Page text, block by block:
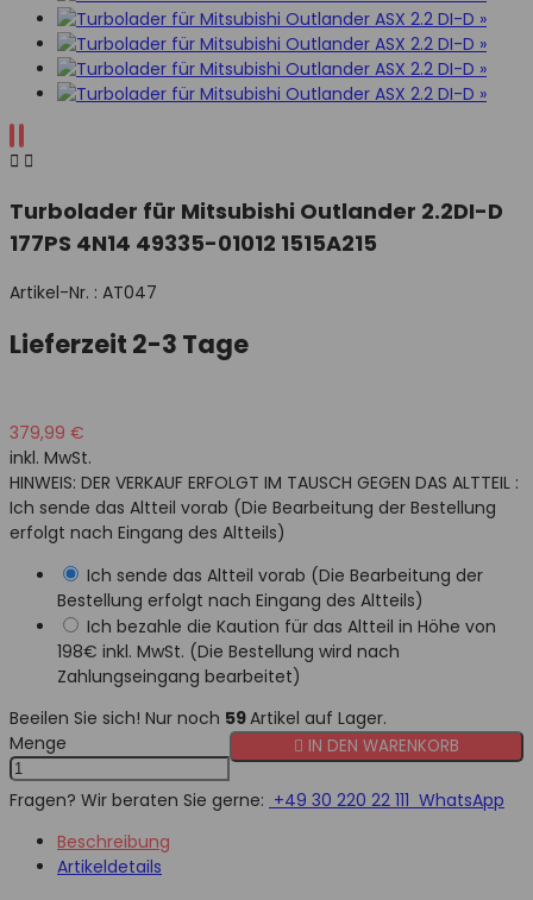
 
Turbolader für Mitsubishi Outlander 2.2DI-D
177PS 4N14 49335-01012 1515A215
Artikel-Nr. : AT047
Lieferzeit 2-3 Tage
379,99 €
inkl. MwSt.
HINWEIS: DER VERKAUF ERFOLGT IM TAUSCH GEGEN DAS ALTTEIL :
Ich sende das Altteil vorab (Die Bearbeitung der Bestellung
erfolgt nach Eingang des Altteils)
Ich sende das Altteil vorab (Die Bearbeitung der
Bestellung erfolgt nach Eingang des Altteils)
Ich bezahle die Kaution für das Altteil in Höhe von
198€ inkl. MwSt. (Die Bestellung wird nach
Zahlungseingang bearbeitet)
Beeilen Sie sich! Nur noch 59Artikel auf Lager.
Menge
 IN DEN WARENKORB
Fragen? Wir beraten Sie gerne: +49 30 220 22 111 WhatsApp
Beschreibung
Artikeldetails